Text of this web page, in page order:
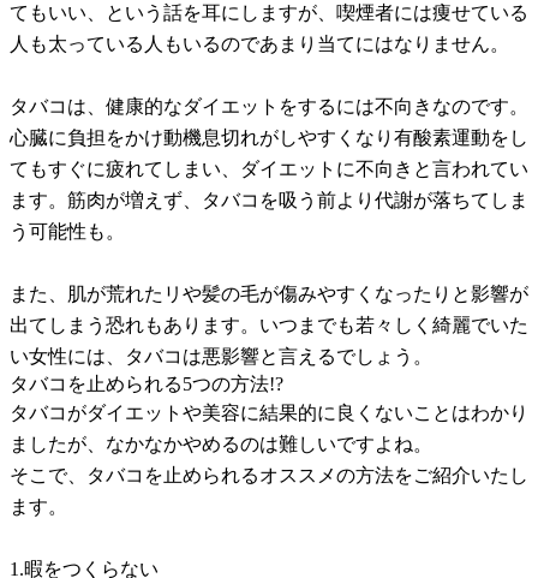
てもいい、という話を耳にしますが、喫煙者には痩せている
人も太っている人もいるのであまり当てにはなりません。
タバコは、健康的なダイエットをするには不向きなのです。
心臓に負担をかけ動機息切れがしやすくなり有酸素運動をし
てもすぐに疲れてしまい、ダイエットに不向きと言われてい
ます。筋肉が増えず、タバコを吸う前より代謝が落ちてしま
う可能性も。
また、肌が荒れたリや髪の毛が傷みやすくなったりと影響が
出てしまう恐れもあります。いつまでも若々しく綺麗でいた
い女性には、タバコは悪影響と言えるでしょう。
タバコを止められる5つの方法!?
タバコがダイエットや美容に結果的に良くないことはわかり
ましたが、なかなかやめるのは難しいですよね。
そこで、タバコを止められるオススメの方法をご紹介いたし
ます。
1.暇をつくらない